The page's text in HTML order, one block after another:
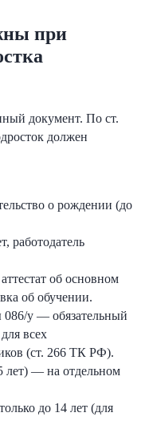
при
документ. По ст.
должен
о рождении (до
работодатель
об основном
об обучении.
у — обязательный
всех
(ст. 266 ТК РФ).
лет) — на отдельном
до 14 лет (для